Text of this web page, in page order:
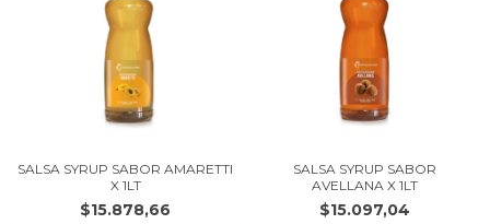
SALSA SYRUP SABOR AMARETTI
X 1LT
$15.878,66
SALSA SYRUP SABOR
AVELLANA X 1LT
$15.097,04